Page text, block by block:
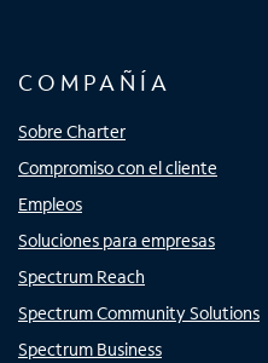
COMPAÑÍA
Sobre Charter
Compromiso con el cliente
Empleos
Soluciones para empresas
Spectrum Reach
Spectrum Community Solutions
Spectrum Business